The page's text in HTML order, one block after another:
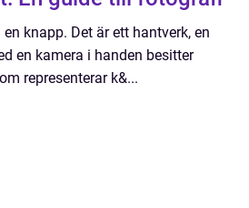
knapp. Det är ett hantverk, en
en kamera i handen besitter
representerar k&...